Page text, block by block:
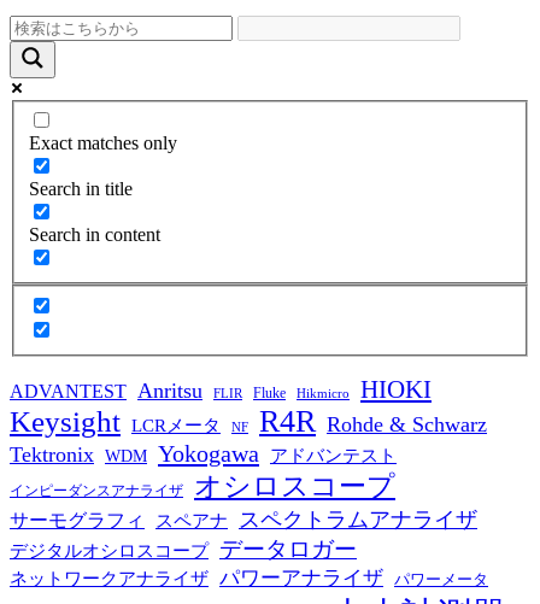
Exact matches only
Search in title
Search in content
ADVANTEST Anritsu FLIR Fluke Hikmicro HIOKI
Keysight LCRメータ NF R4R Rohde & Schwarz
Tektronix WDM Yokogawa アドバンテスト
インピーダンスアナライザ オシロスコープ
サーモグラフィ スペアナ スペクトラムアナライザ
デジタルオシロスコープ データロガー
ネットワークアナライザ パワーアナライザ パワーメータ